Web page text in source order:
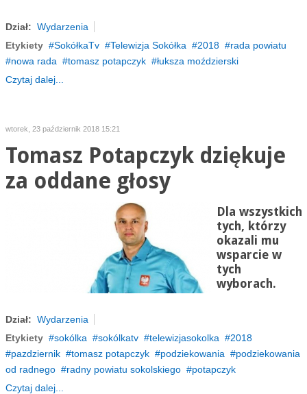
Dział: Wydarzenia
Etykiety
SokółkaTv Telewizja Sokółka 2018
rada powiatu
nowa rada
tomasz potapczyk
łuksza moździerski
Czytaj dalej...
wtorek, 23 październik 2018 15:21
Tomasz Potapczyk dziękuje
za oddane głosy
Dla wszystkich
tych, którzy
okazali mu
wsparcie w
tych
wyborach.
Dział: Wydarzenia
Etykiety
sokólka sokólkatv telewizjasokolka
2018
pazdziernik
tomasz potapczyk podziekowania
podziekowania
od radnego
radny powiatu sokolskiego
potapczyk
Czytaj dalej...